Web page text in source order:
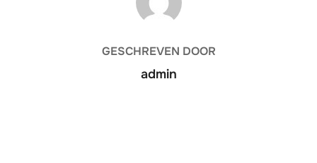
GESCHREVEN DOOR
admin